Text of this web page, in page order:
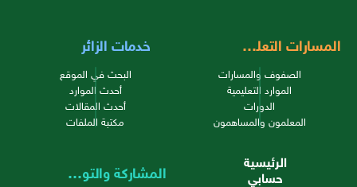
المسارات التعليمية
الصفوف والمسارات
الموارد التعليمية
الدورات
المعلمون والمساهمون
خدمات الزائر
البحث في الموقع
أحدث الموارد
أحدث المقالات
مكتبة الملفات
الرئيسية
حسابي المشاركة والتواصل